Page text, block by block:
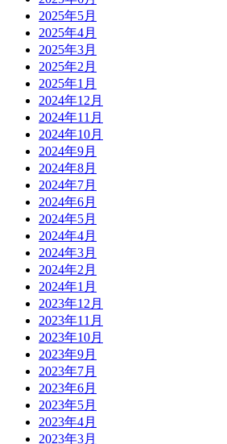
2025年5月
2025年4月
2025年3月
2025年2月
2025年1月
2024年12月
2024年11月
2024年10月
2024年9月
2024年8月
2024年7月
2024年6月
2024年5月
2024年4月
2024年3月
2024年2月
2024年1月
2023年12月
2023年11月
2023年10月
2023年9月
2023年7月
2023年6月
2023年5月
2023年4月
2023年3月